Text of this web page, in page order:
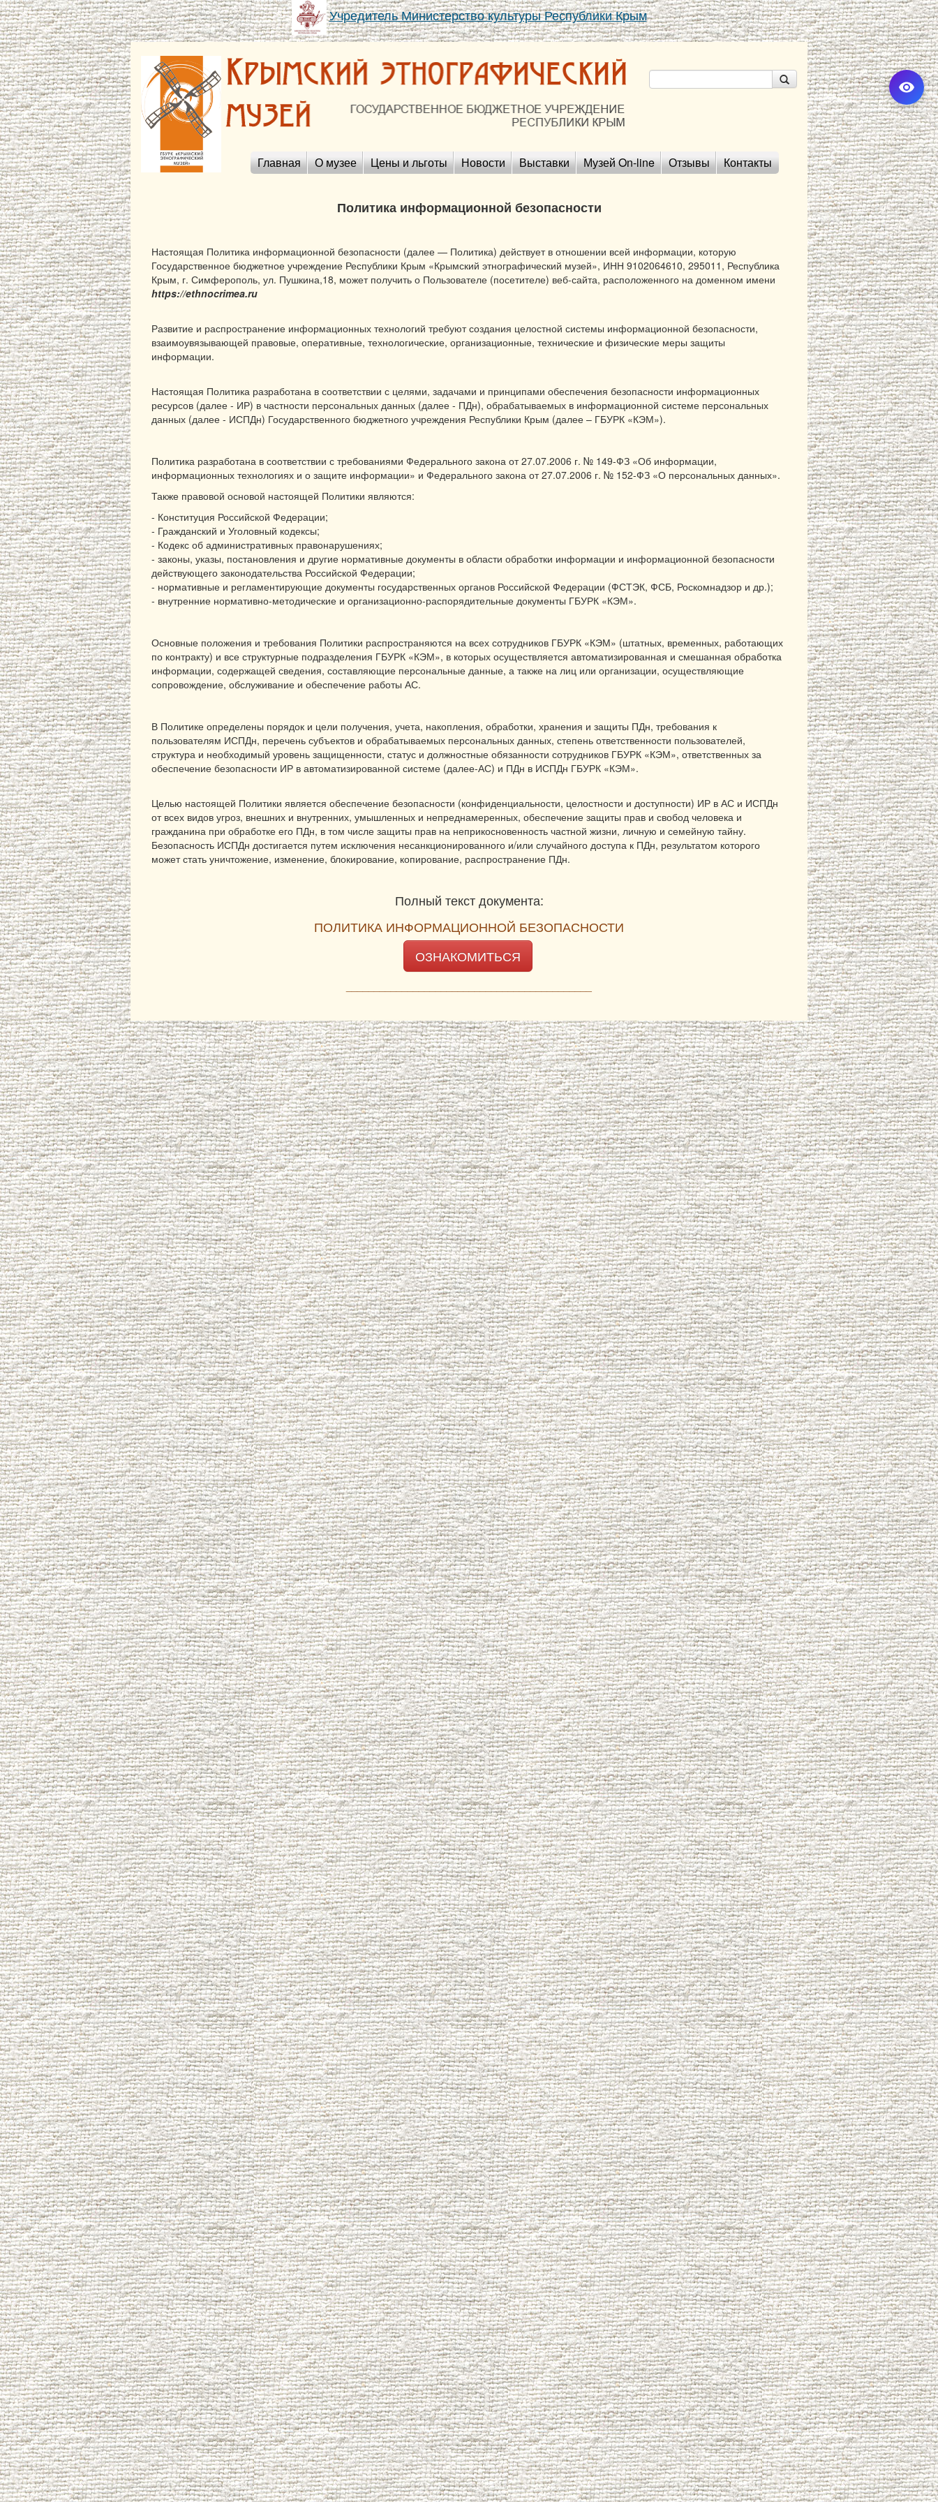
Учредитель Министерство культуры Республики Крым
Главная О музее Цены и льготы Новости Выставки Музей On-line Отзывы Контакты
Политика информационной безопасности
Настоящая Политика информационной безопасности (далее — Политика) действует в отношении всей информации, которую
Государственное бюджетное учреждение Республики Крым «Крымский этнографический музей», ИНН 9102064610, 295011, Республика
Крым, г. Симферополь, ул. Пушкина,18, может получить о Пользователе (посетителе) веб-сайта, расположенного на доменном имени
https://ethnocrimea.ru
Развитие и распространение информационных технологий требуют создания целостной системы информационной безопасности,
взаимоувязывающей правовые, оперативные, технологические, организационные, технические и физические меры защиты
информации.
Настоящая Политика разработана в соответствии с целями, задачами и принципами обеспечения безопасности информационных
ресурсов (далее - ИР) в частности персональных данных (далее - ПДн), обрабатываемых в информационной системе персональных
данных (далее - ИСПДн) Государственного бюджетного учреждения Республики Крым (далее – ГБУРК «КЭМ»).
Политика разработана в соответствии с требованиями Федерального закона от 27.07.2006 г. № 149-ФЗ «Об информации,
информационных технологиях и о защите информации» и Федерального закона от 27.07.2006 г. № 152-ФЗ «О персональных данных».
Также правовой основой настоящей Политики являются:
- Конституция Российской Федерации;
- Гражданский и Уголовный кодексы;
- Кодекс об административных правонарушениях;
- законы, указы, постановления и другие нормативные документы в области обработки информации и информационной безопасности
действующего законодательства Российской Федерации;
- нормативные и регламентирующие документы государственных органов Российской Федерации (ФСТЭК, ФСБ, Роскомнадзор и др.);
- внутренние нормативно-методические и организационно-распорядительные документы ГБУРК «КЭМ».
Основные положения и требования Политики распространяются на всех сотрудников ГБУРК «КЭМ» (штатных, временных, работающих
по контракту) и все структурные подразделения ГБУРК «КЭМ», в которых осуществляется автоматизированная и смешанная обработка
информации, содержащей сведения, составляющие персональные данные, а также на лиц или организации, осуществляющие
сопровождение, обслуживание и обеспечение работы АС.
В Политике определены порядок и цели получения, учета, накопления, обработки, хранения и защиты ПДн, требования к
пользователям ИСПДн, перечень субъектов и обрабатываемых персональных данных, степень ответственности пользователей,
структура и необходимый уровень защищенности, статус и должностные обязанности сотрудников ГБУРК «КЭМ», ответственных за
обеспечение безопасности ИР в автоматизированной системе (далее-АС) и ПДн в ИСПДн ГБУРК «КЭМ».
Целью настоящей Политики является обеспечение безопасности (конфиденциальности, целостности и доступности) ИР в АС и ИСПДн
от всех видов угроз, внешних и внутренних, умышленных и непреднамеренных, обеспечение защиты прав и свобод человека и
гражданина при обработке его ПДн, в том числе защиты прав на неприкосновенность частной жизни, личную и семейную тайну.
Безопасность ИСПДн достигается путем исключения несанкционированного и/или случайного доступа к ПДн, результатом которого
может стать уничтожение, изменение, блокирование, копирование, распространение ПДн.
Полный текст документа:
ПОЛИТИКА ИНФОРМАЦИОННОЙ БЕЗОПАСНОСТИ
ОЗНАКОМИТЬСЯ